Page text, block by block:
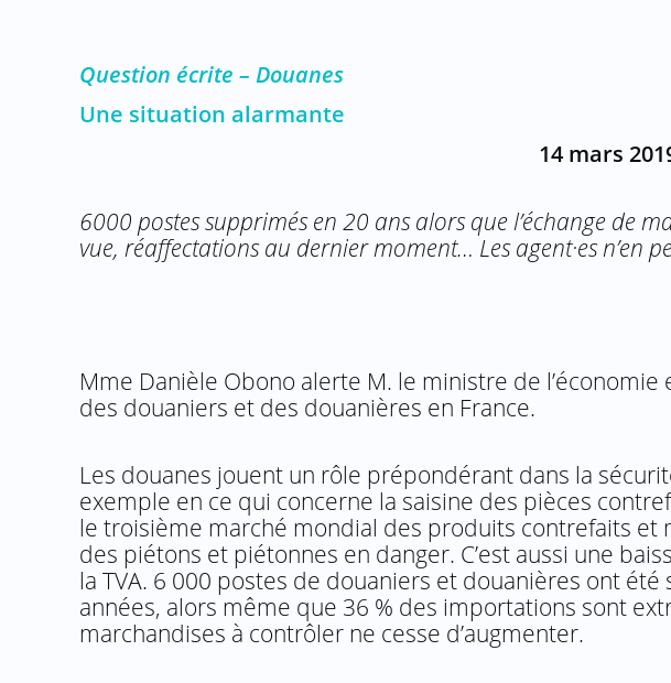
Question écrite – Douanes
Une situation alarmante
14 mars
6000 postes supprimés en 20 ans alors que l’échange de
vue, réaffectations au dernier moment… Les agent·es n’en
Mme Danièle Obono alerte M. le ministre de
des douaniers et des douanières en France.
Les douanes jouent un rôle prépondérant dans la
exemple en ce qui concerne la saisine des pièces
le troisième marché mondial des produits contrefaits
des piétons et piétonnes en danger. C’est aussi une
la TVA. 6 000 postes de douaniers et douanières ont
années, alors même que 36 % des importations sont
marchandises à contrôler ne cesse d’augmenter.